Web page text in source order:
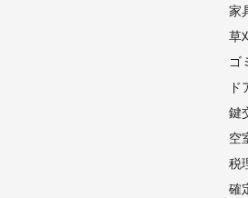
家
草
ゴ
ド
鍵
空
税
確